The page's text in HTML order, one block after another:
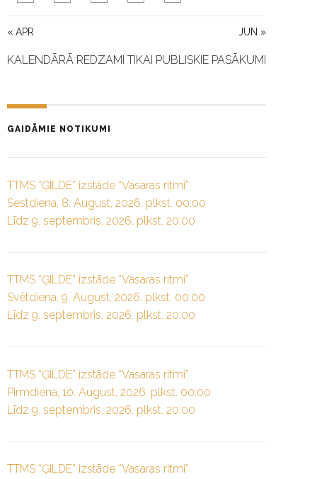
« APR JUN »
KALENDĀRĀ REDZAMI TIKAI PUBLISKIE PASĀKUMI
GAIDĀMIE NOTIKUMI
TTMS “ĢILDE” izstāde “Vasaras ritmi”
Sestdiena, 8. August, 2026. plkst. 00:00
Līdz 9. septembris, 2026. plkst. 20:00
TTMS “ĢILDE” izstāde “Vasaras ritmi”
Svētdiena, 9. August, 2026. plkst. 00:00
Līdz 9. septembris, 2026. plkst. 20:00
TTMS “ĢILDE” izstāde “Vasaras ritmi”
Pirmdiena, 10. August, 2026. plkst. 00:00
Līdz 9. septembris, 2026. plkst. 20:00
TTMS “ĢILDE” izstāde “Vasaras ritmi”